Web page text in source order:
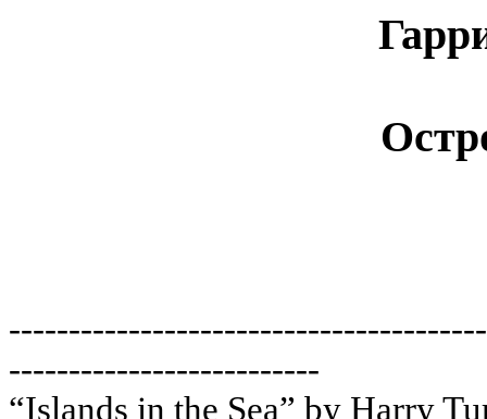
--------------------------
“Islands in the Sea” by Harry